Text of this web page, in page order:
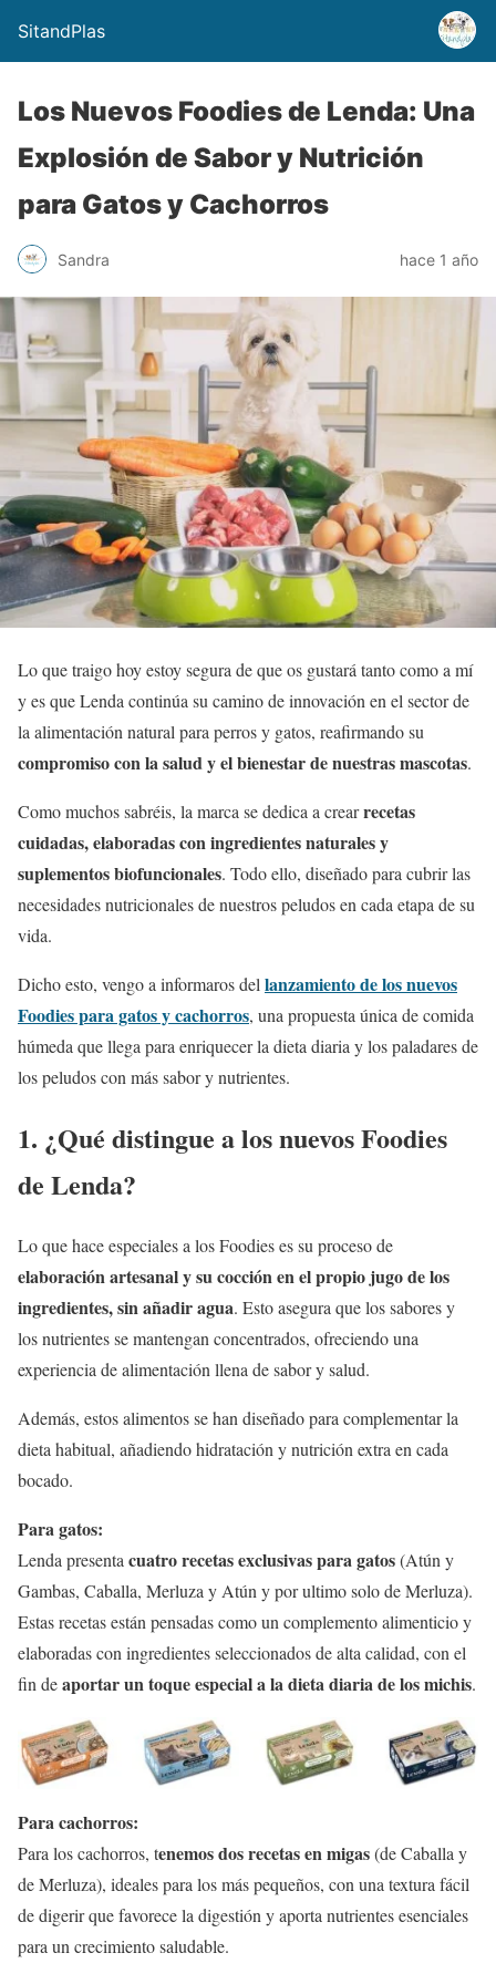
SitandPlas
Los Nuevos Foodies de Lenda: Una
Explosión de Sabor y Nutrición
para Gatos y Cachorros
Sandra hace 1 año
Lo que traigo hoy estoy segura de que os gustará tanto como a mí
y es que Lenda continúa su camino de innovación en el sector de
la alimentación natural para perros y gatos, reafirmando su
compromiso con la salud y el bienestar de nuestras mascotas.
Como muchos sabréis, la marca se dedica a crearrecetas
cuidadas, elaboradas con ingredientes naturales y
suplementos biofuncionales. Todo ello, diseñado para cubrir las
necesidades nutricionales de nuestros peludos en cada etapa de su
vida.
Dicho esto, vengo a informaros del lanzamiento de los nuevos
Foodies para gatos y cachorros, una propuesta única de comida
húmeda que llega para enriquecer la dieta diaria y los paladares de
los peludos con más sabor y nutrientes.
1. ¿Qué distingue a los nuevos Foodies
de Lenda?
Lo que hace especiales a los Foodies es su proceso de
elaboración artesanal y su cocción en el propio jugo de los
ingredientes, sin añadir agua. Esto asegura que los sabores y
los nutrientes se mantengan concentrados, ofreciendo una
experiencia de alimentación llena de sabor y salud.
Además, estos alimentos se han diseñado para complementar la
dieta habitual, añadiendo hidratación y nutrición extra en cada
bocado.
Para gatos:
Lenda presenta cuatro recetas exclusivas para gatos(Atún y
Gambas, Caballa, Merluza y Atún y por ultimo solo de Merluza).
Estas recetas están pensadas como un complemento alimenticio y
elaboradas con ingredientes seleccionados de alta calidad, con el
fin deaportar un toque especial a la dieta diaria de los michis.
Para cachorros:
Para los cachorros, tenemos dos recetas en migas(de Caballa y
de Merluza), ideales para los más pequeños, con una textura fácil
de digerir que favorece la digestión y aporta nutrientes esenciales
para un crecimiento saludable.